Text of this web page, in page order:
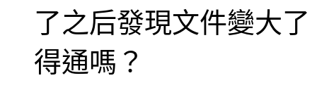
了之后發現文件變大
得通嗎？